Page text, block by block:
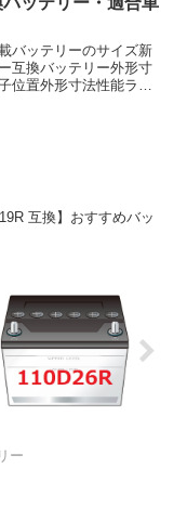
バッテリーのサイズ新
互換バッテリー外形寸
位置外形寸法性能ラン
互換】おすすめバッ
ー